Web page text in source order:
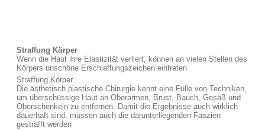
Straffung Körper
Wenn die Haut ihre Elastizität verliert, können an vielen Stellen des
Körpers unschöne Erschlaffungszeichen eintreten
Straffung Körper
Die ästhetisch plastische Chirurgie kennt eine Fülle von Techniken,
um überschüssige Haut an Oberarmen, Brust, Bauch, Gesäß und
Oberschenkeln zu entfernen. Damit die Ergebnisse auch wirklich
dauerhaft sind, müssen auch die darunterliegenden Faszien
gestrafft werden